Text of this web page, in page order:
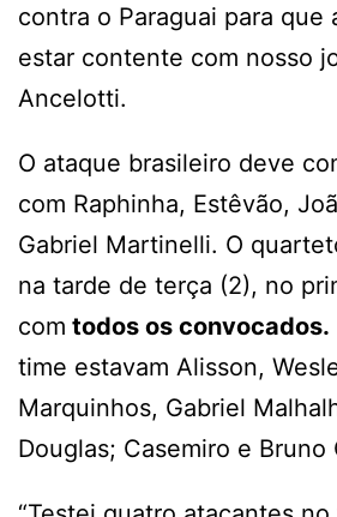
contra o Paraguai para que
estar contente com nosso
Ancelotti.
O ataque brasileiro deve
com Raphinha, Estêvão,
Gabriel Martinelli. O
na tarde de terça (2), no
com todos os convocados.
time estavam Alisson,
Marquinhos, Gabriel
Douglas; Casemiro e Bruno